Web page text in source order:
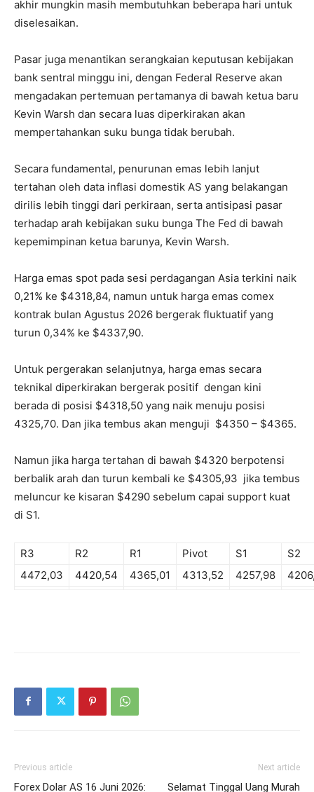
akhir mungkin masih membutuhkan beberapa hari untuk
diselesaikan.
Pasar juga menantikan serangkaian keputusan kebijakan
bank sentral minggu ini, dengan Federal Reserve akan
mengadakan pertemuan pertamanya di bawah ketua baru
Kevin Warsh dan secara luas diperkirakan akan
mempertahankan suku bunga tidak berubah.
Secara fundamental, penurunan emas lebih lanjut
tertahan oleh data inflasi domestik AS yang belakangan
dirilis lebih tinggi dari perkiraan, serta antisipasi pasar
terhadap arah kebijakan suku bunga The Fed di bawah
kepemimpinan ketua barunya, Kevin Warsh.
Harga emas spot pada sesi perdagangan Asia terkini naik
0,21% ke $4318,84, namun untuk harga emas comex
kontrak bulan Agustus 2026 bergerak fluktuatif yang
turun 0,34% ke $4337,90.
Untuk pergerakan selanjutnya, harga emas secara
teknikal diperkirakan bergerak positif dengan kini
berada di posisi $4318,50 yang naik menuju posisi
4325,70. Dan jika tembus akan menguji $4350 – $4365.
Namun jika harga tertahan di bawah $4320 berpotensi
berbalik arah dan turun kembali ke $4305,93 jika tembus
meluncur ke kisaran $4290 sebelum capai support kuat
di S1.
R3 R2 R1 Pivot S1
S2
4472,03
4420,54 4365,01 4313,52 4257,98
Previous article
Forex Dolar AS 16 Juni 2026:
Next article
Selamat Tinggal Uang Murah